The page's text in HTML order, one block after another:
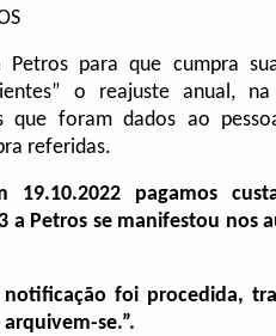
Petros para que cumpra
o reajuste anual,
que foram dados ao
referidas.
19.10.2022 pagamos
a Petros se manifestou nos
foi procedida,
se.”.